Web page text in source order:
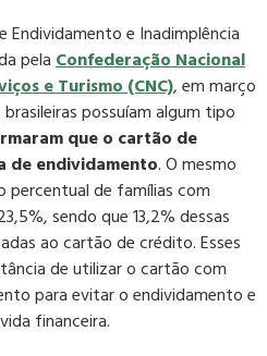
Endividamento e Inadimplência
pelaConfederação Nacional
e Turismo (CNC), em março
possuíam algum tipo
que o cartão de
de endividamento. O mesmo
de famílias com
sendo que 13,2% dessas
ao cartão de crédito. Esses
de utilizar o cartão com
para evitar o endividamento e
financeira.